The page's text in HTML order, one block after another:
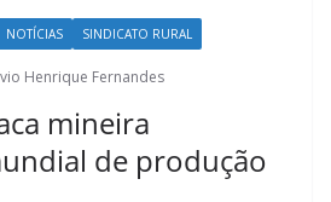
NOTÍCIAS SINDICATO RURAL
Henrique Fernandes
mineira
de produção